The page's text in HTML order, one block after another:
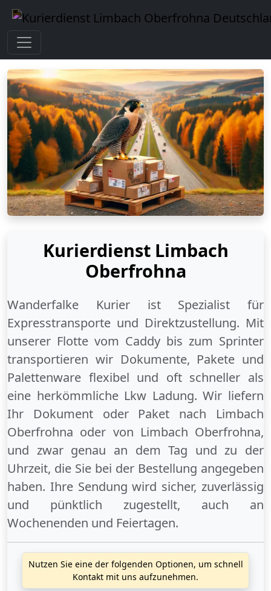
Kurierdienst Limbach
Oberfrohna
Wanderfalke Kurier ist Spezialist für
Expresstransporte und Direktzustellung. Mit
unserer Flotte vom Caddy bis zum Sprinter
transportieren wir Dokumente, Pakete und
Palettenware flexibel und oft schneller als
eine herkömmliche Lkw Ladung. Wir liefern
Ihr Dokument oder Paket nach Limbach
Oberfrohna oder von Limbach Oberfrohna,
und zwar genau an dem Tag und zu der
Uhrzeit, die Sie bei der Bestellung angegeben
haben. Ihre Sendung wird sicher, zuverlässig
und pünktlich zugestellt, auch an
Wochenenden und Feiertagen.
Nutzen Sie eine der folgenden Optionen, um schnell
Kontakt mit uns aufzunehmen.